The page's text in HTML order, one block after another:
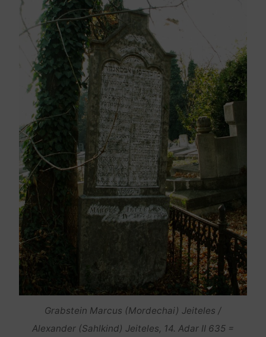
Grabstein Marcus (Mordechai) Jeiteles /
Alexander (Sahlkind) Jeiteles, 14. Adar II 635 =